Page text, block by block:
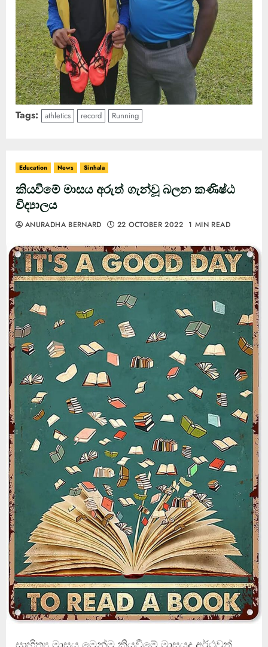
Tags: athletics record Running
Education News Sinhala
කියවීමේ මාසය අරුත් ගැන්වූ බලන කණිෂ්ඨ
විද්‍යාලය
ANURADHA BERNARD 22 OCTOBER 2022 1 MIN READ